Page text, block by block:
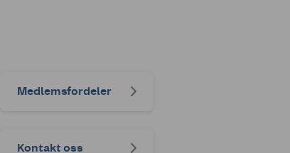
Medlemsfordeler
Kontakt oss